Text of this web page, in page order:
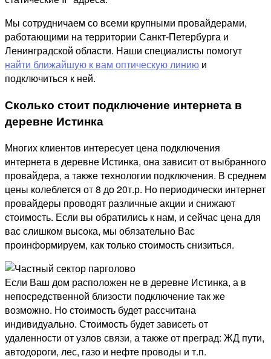
Мы сотрудничаем со всеми крупными провайдерами,
работающими на территории Санкт-Петербурга и
Ленинградской области. Наши специалисты помогут
найти ближайшую к вам оптическую линию и
подключиться к ней.
Сколько стоит подключение интернета в
деревне Истинка
Многих клиентов интересует цена подключения
интернета в деревне Истинка, она зависит от выбранного
провайдера, а также технологии подключения. В среднем
цены колеблется от 8 до 20т.р. Но периодически интернет
провайдеры проводят различные акции и снижают
стоимость. Если вы обратились к нам, и сейчас цена для
вас слишком высока, мы обязательно Вас
проинформируем, как только стоимость снизиться.
Если Ваш дом расположен не в деревне Истинка, а в
непосредственной близости подключение так же
возможно. Но стоимость будет рассчитана
индивидуально. Стоимость будет зависеть от
удаленности от узлов связи, а также от преград: ЖД пути,
автодороги, лес, газо и нефте проводы и т.п.